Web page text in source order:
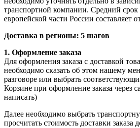
транспортной компании. Средний срок
европейской части России составляет
Доставка в регионы: 5 шагов
1. Оформление заказа
Для оформления заказа с доставкой
необходимо сказать об этом нашему
разговоре или выбрать
Корзине при оформление заказа через
написать)
Далее необходимо выбрать
просчитать стоимость доставки заказа